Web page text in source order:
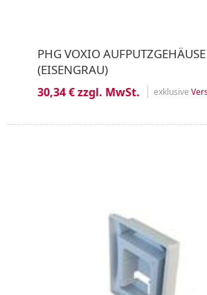
PHG VOXIO
(EISENGRAU)
30,34 € zzgl. MwSt. exklusive